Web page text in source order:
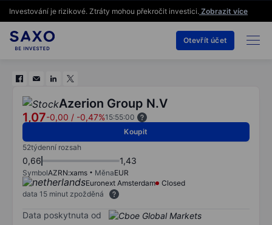
Investování je rizikové. Ztráty mohou překročit investici. Zobrazit více
Otevřít účet
Azerion Group N.V
1,07-0,00 / -0,47%15:55:00
Koupit
52týdenní rozsah
0,66 1,43
SymbolAZRN:xams MěnaEUR
Euronext Amsterdam
Closed
data 15 minut zpožděná
Data poskytnuta od